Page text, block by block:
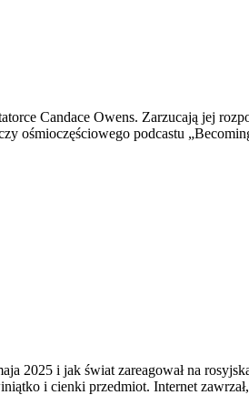
Candace Owens. Zarzucają jej
ośmioczęściowego podcastu
2025 i jak świat zareagował na
i cienki przedmiot. Internet